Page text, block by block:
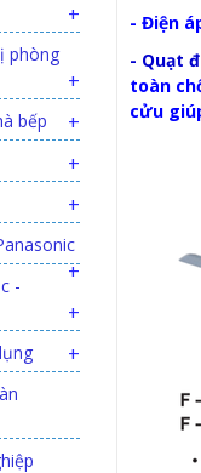
- Điện
- Quạt
toàn
cửu
+
phòng
+
bếp +
+
+
+
-
+
+